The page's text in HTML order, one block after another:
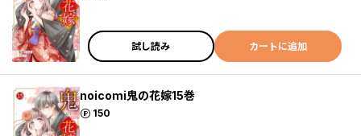
試し読み カートに追加
noicomi鬼の花嫁15巻
150
ポイント